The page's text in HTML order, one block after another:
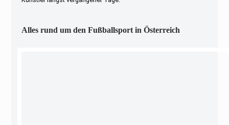
Alles rund um den Fußballsport in Österreich